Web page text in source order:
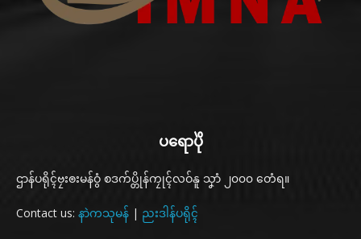
ပရောပိုဲ
ဌာန်ပရိုၚ်ဗၠးၜးမန်ဝွံ စဒက်ပ္တိုန်ကၠုၚ်လဝ်နူ သၞာံ ၂၀၀၀ တေံရ။
Contact us: နာဲကသုမန် | ညးဒါန်ပရိုၚ်